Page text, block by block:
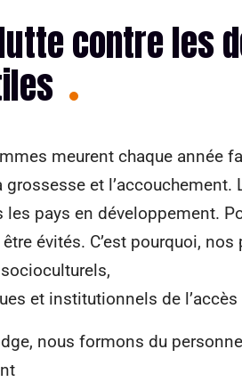
lutte contre les
meurent chaque année
grossesse et
les pays en développement.
évités. C’est pourquoi,
et institutionnels de
nous formons du